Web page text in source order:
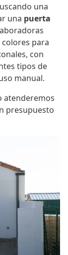
una
una puerta
para
con
tipos de
manual.
atenderemos
presupuesto